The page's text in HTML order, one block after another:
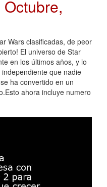
Wars clasificadas, de peor
El universo de Star
en los últimos años, y lo
que nadie
ha convertido en un
ahora incluye numero